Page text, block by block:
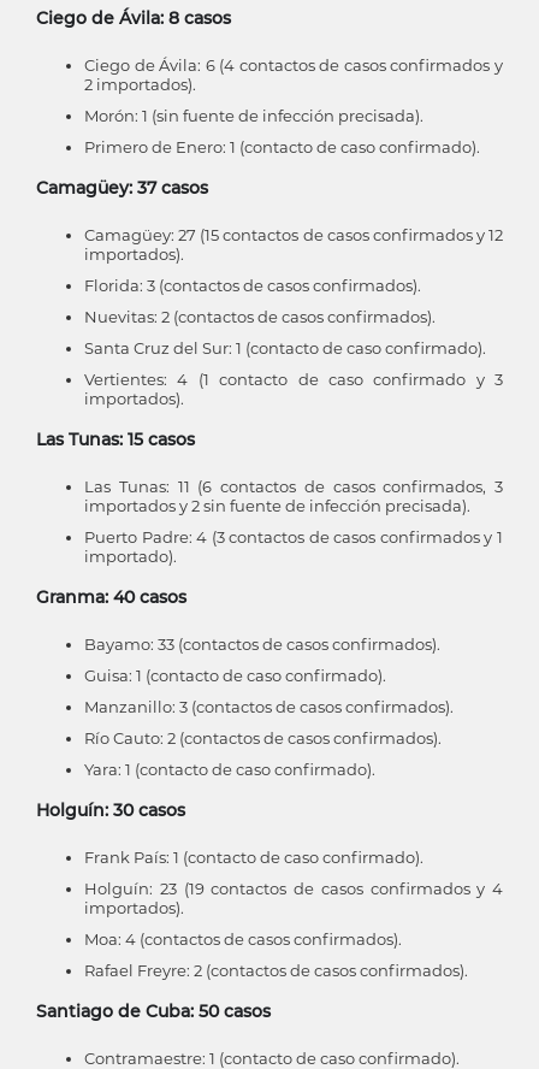
Ciego de Ávila: 8 casos
Ciego de Ávila: 6 (4 contactos de casos confirmados y
2 importados).
Morón: 1 (sin fuente de infección precisada).
Primero de Enero: 1 (contacto de caso confirmado).
Camagüey: 37 casos
Camagüey: 27 (15 contactos de casos confirmados y 12
importados).
Florida: 3 (contactos de casos confirmados).
Nuevitas: 2 (contactos de casos confirmados).
Santa Cruz del Sur: 1 (contacto de caso confirmado).
Vertientes: 4 (1 contacto de caso confirmado y 3
importados).
Las Tunas: 15 casos
Las Tunas: 11 (6 contactos de casos confirmados, 3
importados y 2 sin fuente de infección precisada).
Puerto Padre: 4 (3 contactos de casos confirmados y 1
importado).
Granma: 40 casos
Bayamo: 33 (contactos de casos confirmados).
Guisa: 1 (contacto de caso confirmado).
Manzanillo: 3 (contactos de casos confirmados).
Río Cauto: 2 (contactos de casos confirmados).
Yara: 1 (contacto de caso confirmado).
Holguín: 30 casos
Frank País: 1 (contacto de caso confirmado).
Holguín: 23 (19 contactos de casos confirmados y 4
importados).
Moa: 4 (contactos de casos confirmados).
Rafael Freyre: 2 (contactos de casos confirmados).
Santiago de Cuba: 50 casos
Contramaestre: 1 (contacto de caso confirmado).